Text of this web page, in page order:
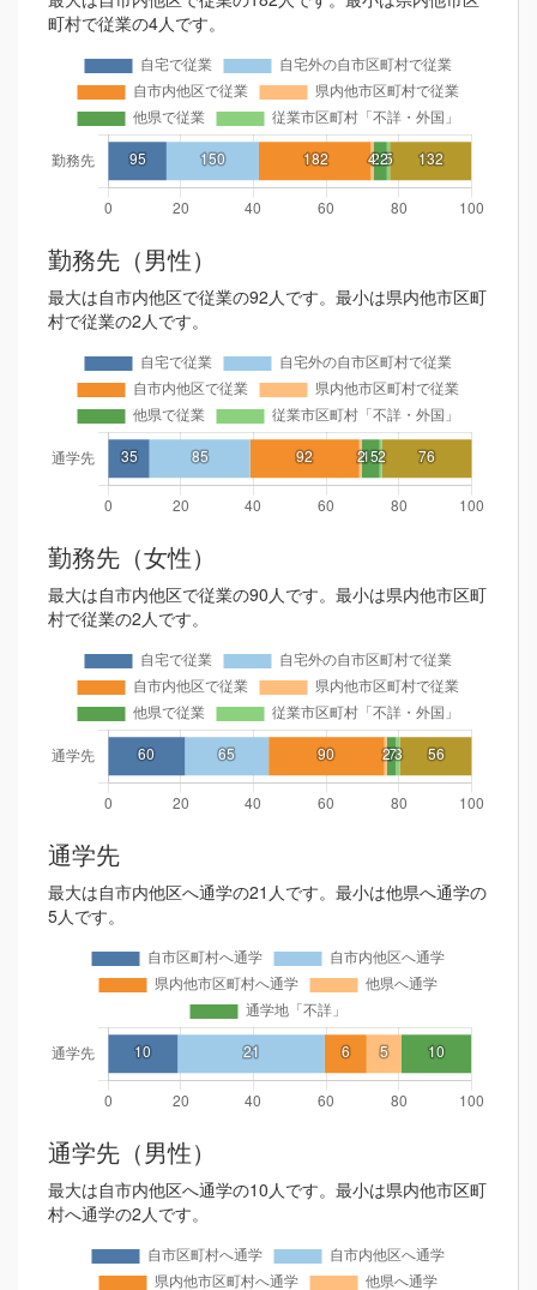
町村で従業の4人です。
勤務先（男性）
最大は自市内他区で従業の92人です。最小は県内他市区町
村で従業の2人です。
勤務先（女性）
最大は自市内他区で従業の90人です。最小は県内他市区町
村で従業の2人です。
通学先
最大は自市内他区へ通学の21人です。最小は他県へ通学の
5人です。
通学先（男性）
最大は自市内他区へ通学の10人です。最小は県内他市区町
村へ通学の2人です。